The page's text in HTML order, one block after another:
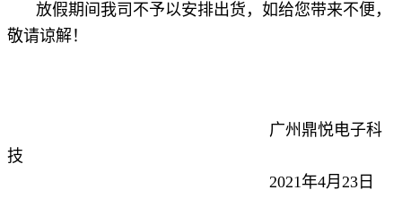
放假期间我司不予以安排出货，如给您带来不便，
敬请谅解！
广州鼎悦电子科
技
2021年4月23日